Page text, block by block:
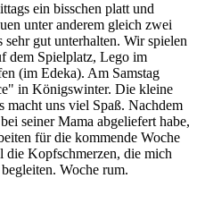
ein bisschen platt und
unter anderem gleich zwei
gut unterhalten. Wir spielen
dem Spielplatz, Lego im
(im Edeka). Am Samstag
in Königswinter. Die kleine
uns viel Spaß. Nachdem
seiner Mama abgeliefert habe,
für die kommende Woche
die Kopfschmerzen, die mich
Woche rum.